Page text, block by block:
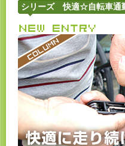
シリーズ 快適☆自転車通